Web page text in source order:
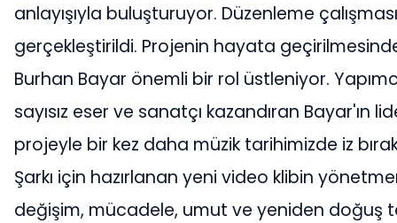
anlayışıyla buluşturuyor. Düzenleme
gerçekleştirildi. Projenin hayata
Burhan Bayar önemli bir rol üstleniyor.
sayısız eser ve sanatçı kazandıran
projeyle bir kez daha müzik tarihimizde iz
Şarkı için hazırlanan yeni video klibin
değişim, mücadele, umut ve yeniden doğuş